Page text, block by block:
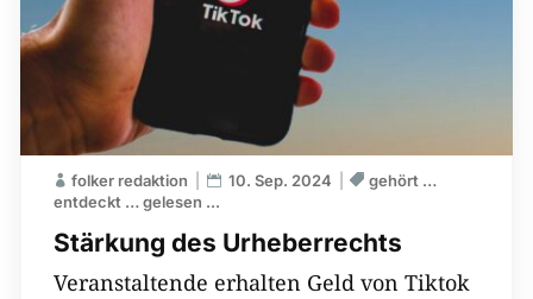
Stärkung des Urheberrechts
folker redaktion 10. Sep. 2024
gehört …
entdeckt … gelesen ...
Veranstaltende erhalten Geld von Tiktok